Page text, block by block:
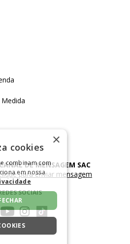
DE MENSAGEM SAC
para enviar mensagem
SOCIAIS
×
cookies
combinam com
em nossa